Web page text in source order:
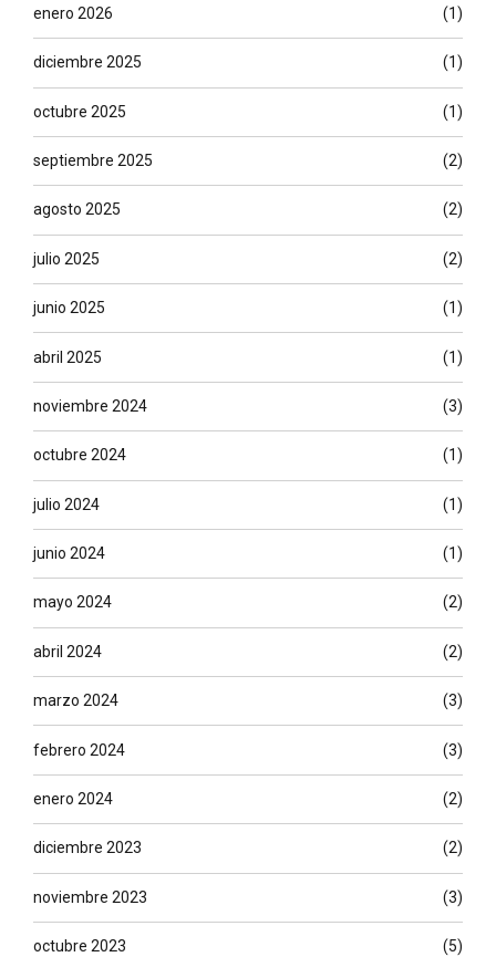
enero 2026 (1)
diciembre 2025 (1)
octubre 2025 (1)
septiembre 2025 (2)
agosto 2025 (2)
julio 2025 (2)
junio 2025 (1)
abril 2025 (1)
noviembre 2024 (3)
octubre 2024 (1)
julio 2024 (1)
junio 2024 (1)
mayo 2024 (2)
abril 2024 (2)
marzo 2024 (3)
febrero 2024 (3)
enero 2024 (2)
diciembre 2023 (2)
noviembre 2023 (3)
octubre 2023 (5)